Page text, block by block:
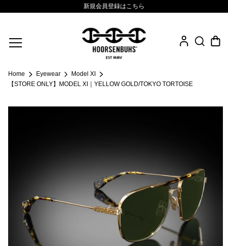
.925 Sterling
新規会員登録はこちら
Home Eyewear
Model XI
【STORE ONLY】MODEL XI｜YELLOW GOLD/TOKYO TORTOISE